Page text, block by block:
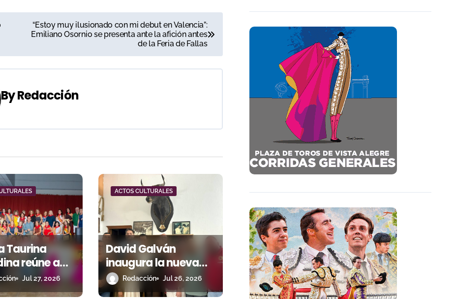
“Estoy muy ilusionado con mi debut en Valencia”:
Emiliano Osornio se presenta ante la afición antes
de la Feria de Fallas
ByRedacción
Taurina
reúne a
y
en la
Jul 27, 2026
ACTOS CULTURALES
David Galván
inaugura la nueva
sede de la Peña Toro
del Aguardiente de
Redacción Jul 26, 2026